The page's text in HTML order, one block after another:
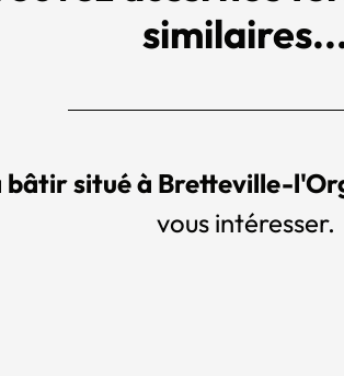
situé à Bretteville-
vous intéresser.